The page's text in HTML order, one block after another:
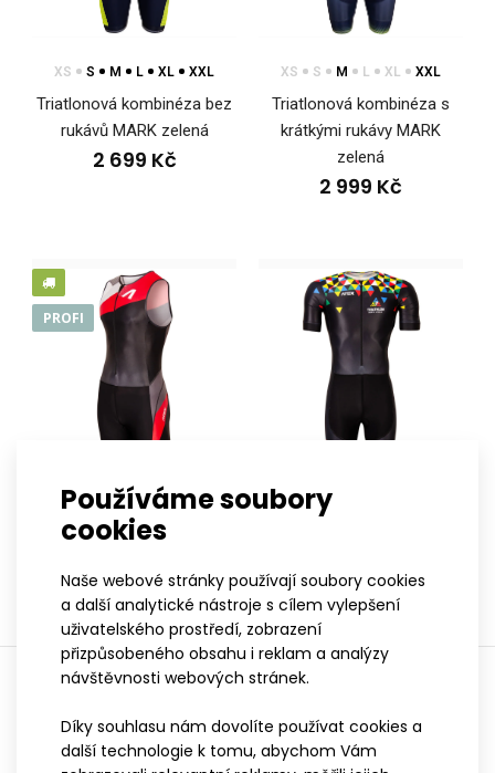
Používáme soubory
cookies
Naše webové stránky používají soubory cookies
a další analytické nástroje s cílem vylepšení
uživatelského prostředí, zobrazení
přizpůsobeného obsahu i reklam a analýzy
návštěvnosti webových stránek.
Díky souhlasu nám dovolíte používat cookies a
další technologie k tomu, abychom Vám
2 999 Kč
XS S M L XL XXL
Triatlonová kombinéza bez
rukávů MARK zelená
2 699 Kč
XS S M L XL XXL
Triatlonová kombinéza s
krátkými rukávy MARK
zelená
2 999 Kč
PROFI
S M L XL XXL
Triatlonová kombinéza s
2 499 Kč
XS S M
2 799 Kč
Zobrazuji 1 až 8 z 8 (celkem stran 1)